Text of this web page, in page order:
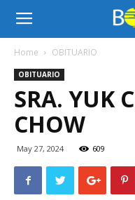
Bon
Dia
Home OBITUARIO
OBITUARIO
SRA. YUK
CHOW
May 27, 2024 609